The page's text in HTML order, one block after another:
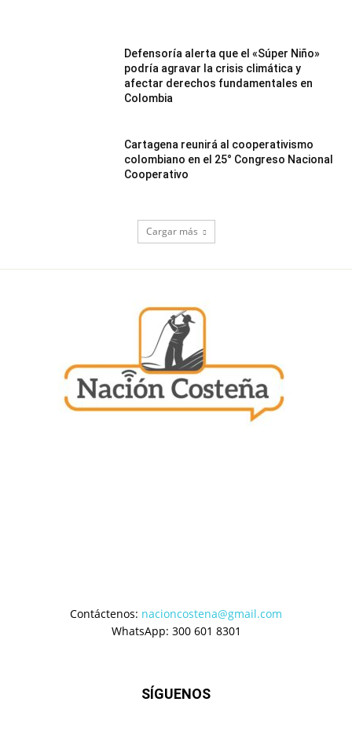
Defensoría alerta que el «Súper Niño»
podría agravar la crisis climática y
afectar derechos fundamentales en
Colombia
Cartagena reunirá al cooperativismo
colombiano en el 25° Congreso Nacional
Cooperativo
Cargar más
Contáctenos: nacioncostena@gmail.com
WhatsApp: 300 601 8301
SÍGUENOS